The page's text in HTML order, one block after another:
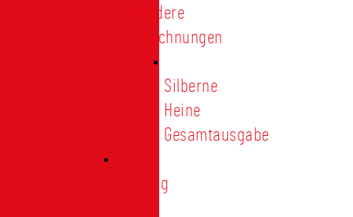
Besondere
Auszeichnungen
Silberne
Heine
Gesamtausgabe
Satzung